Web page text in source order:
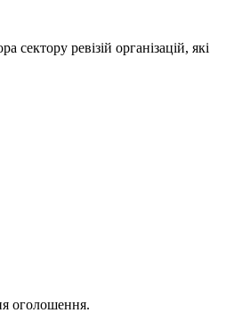
ревізій організацій, які
оголошення.